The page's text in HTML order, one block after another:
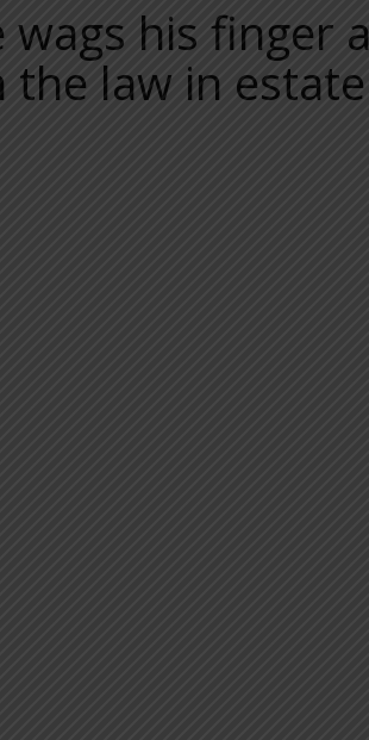
wags his finger
the law in